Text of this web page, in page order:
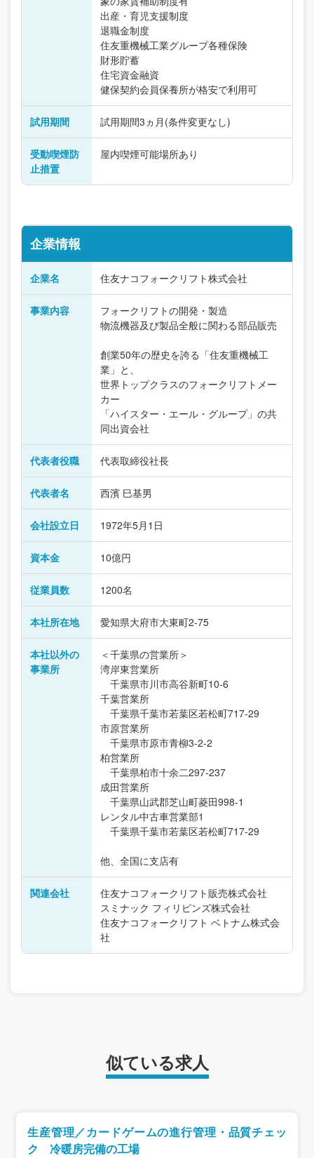
出産・育児支援制度
退職金制度
住友重機械工業グループ各種保険
財形貯蓄
住宅資金融資
健保契約会員保養所が格安で利用可
試用期間 試用期間3ヵ月(条件変更なし)
受動喫煙防
止措置
屋内喫煙可能場所あり
企業情報
企業名 住友ナコフォークリフト株式会社
事業内容
フォークリフトの開発・製造
物流機器及び製品全般に関わる部品販売
創業50年の歴史を誇る「住友重機械工
業」と、
世界トップクラスのフォークリフトメー
カー
「ハイスター・エール・グループ」の共
同出資会社
代表者役職 代表取締役社長
代表者名 西濱 巳基男
会社設立日 1972年5月1日
資本金 10億円
従業員数 1200名
本社所在地 愛知県大府市大東町2-75
本社以外の
事業所
＜千葉県の営業所＞
湾岸東営業所
千葉県市川市高谷新町10-6
千葉営業所
千葉県千葉市若葉区若松町717-29
市原営業所
千葉県市原市青柳3-2-2
柏営業所
千葉県柏市十余二297-237
成田営業所
千葉県山武郡芝山町菱田998-1
レンタル中古車営業部1
千葉県千葉市若葉区若松町717-29
他、全国に支店有
関連会社
住友ナコフォークリフト販売株式会社
スミナック フィリピンズ株式会社
住友ナコフォークリフト ベトナム株式会
社
似ている求人
生産管理／カードゲームの進行管理・品質チェッ
ク 冷暖房完備の工場